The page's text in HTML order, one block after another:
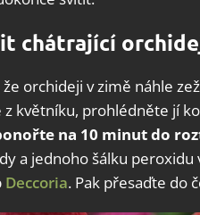
chátrající
orchideji v zimě náhle
květníku, prohlédněte jí
na 10 minut do
a jednoho šálku
Deccoria. Pak přesaďte do